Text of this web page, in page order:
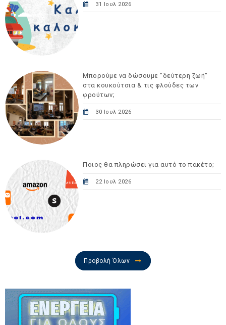
31 Ιουλ 2026
Μπορούμε να δώσουμε "δεύτερη ζωή"
στα κουκούτσια & τις φλούδες των
φρούτων;
30 Ιουλ 2026
Ποιος θα πληρώσει για αυτό το πακέτο;
22 Ιουλ 2026
Προβολή Όλων